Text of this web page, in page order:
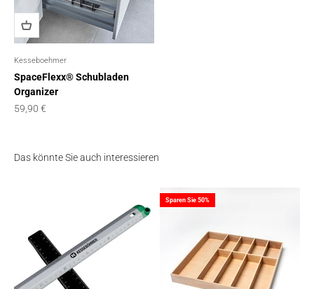
Kesseboehmer
SpaceFlexx® Schubladen
Organizer
Angebot
59,90 €
Das könnte Sie auch interessieren
Sparen Sie 50%